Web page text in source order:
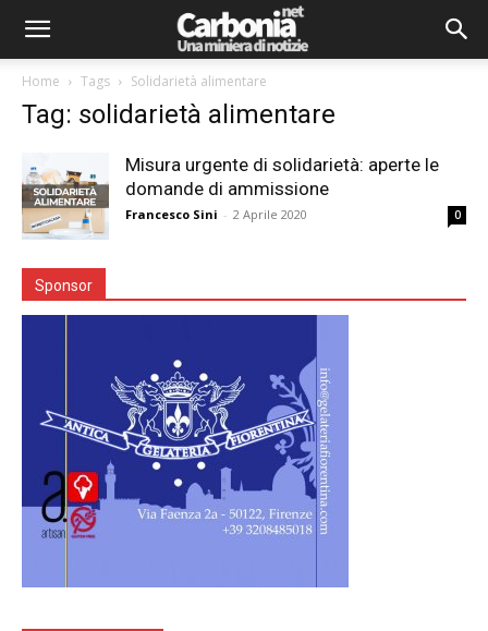
Home Tags Solidarietà alimentare
Tag: solidarietà alimentare
Misura urgente di solidarietà: aperte le
domande di ammissione
Francesco Sini - 2 Aprile 2020 0
Sponsor